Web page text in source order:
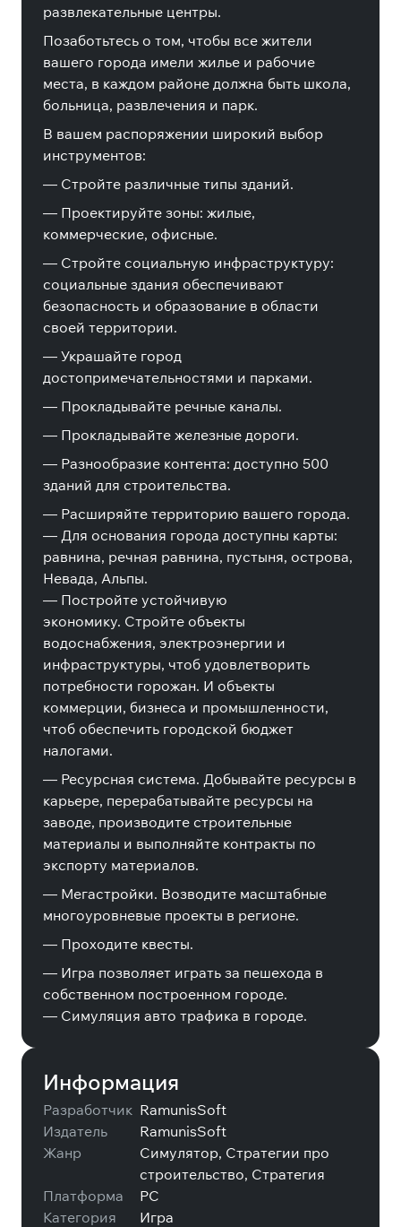
развлекательные центры.
Позаботьтесь о том, чтобы все жители
вашего города имели жилье и рабочие
места, в каждом районе должна быть школа,
больница, развлечения и парк.
В вашем распоряжении широкий выбор
инструментов:
— Стройте различные типы зданий.
— Проектируйте зоны: жилые,
коммерческие, офисные.
— Стройте социальную инфраструктуру:
социальные здания обеспечивают
безопасность и образование в области
своей территории.
— Украшайте город
достопримечательностями и парками.
— Прокладывайте речные каналы.
— Прокладывайте железные дороги.
— Разнообразие контента: доступно 500
зданий для строительства.
— Расширяйте территорию вашего города.
— Для основания города доступны карты:
равнина, речная равнина, пустыня, острова,
Невада, Альпы.
— Постройте устойчивую
экономику. Стройте объекты
водоснабжения, электроэнергии и
инфраструктуры, чтоб удовлетворить
потребности горожан. И объекты
коммерции, бизнеса и промышленности,
чтоб обеспечить городской бюджет
налогами.
— Ресурсная система. Добывайте ресурсы в
карьере, перерабатывайте ресурсы на
заводе, производите строительные
материалы и выполняйте контракты по
экспорту материалов.
— Мегастройки. Возводите масштабные
многоуровневые проекты в регионе.
— Проходите квесты.
— Игра позволяет играть за пешехода в
собственном построенном городе.
— Симуляция авто трафика в городе.
Информация
Разработчик RamunisSoft
Издатель
RamunisSoft
Жанр
Симулятор, Стратегии про
строительство, Стратегия
Платформа
PC
Категория
Игра